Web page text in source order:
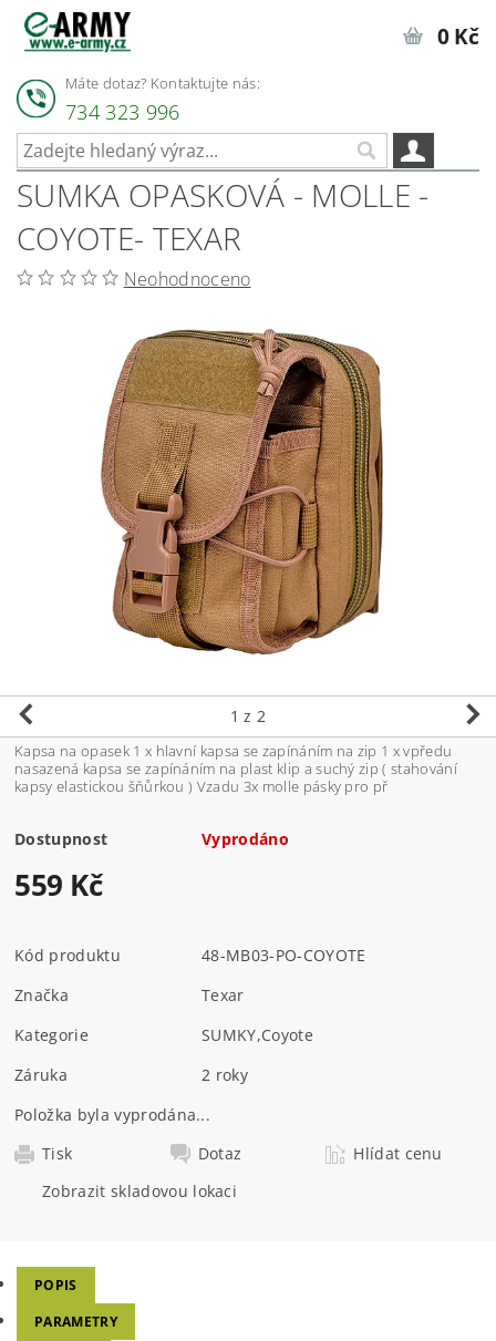
Máte dotaz? Kontaktujte nás:
734 323 996
0 Kč
SUMKA OPASKOVÁ - MOLLE -
COYOTE- TEXAR
Neohodnoceno
1 z 2
Kapsa na opasek 1 x hlavní kapsa se zapínáním na zip 1 x vpředu
nasazená kapsa se zapínáním na plast klip a suchý zip ( stahování
kapsy elastickou šňůrkou ) Vzadu 3x molle pásky pro př
Dostupnost Vyprodáno
559 Kč
Kód produktu
48-MB03-PO-COYOTE
Značka
Texar
Kategorie
SUMKY,Coyote
Záruka
2 roky
Položka byla vyprodána...
Tisk
Dotaz
Hlídat cenu
Zobrazit skladovou lokaci
POPIS
PARAMETRY